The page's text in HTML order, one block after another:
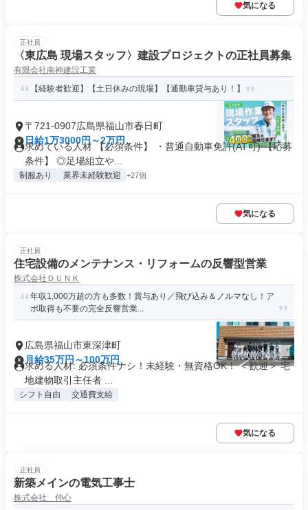
気になる
正社員
〈東広島 現場スタッフ〉建設プロジェクトの正社員募集
有限会社南神建設工業
【経験者歓迎】【土日休みの現場】【通勤車貸与あり！】
〒721-0907広島県福山市春日町
日給1万3000円～2万円
求めている人材 【必須条件】 ・普通自動車免許(AT可) 【応募
条件】 ◎足場組立や...
制服あり 業界未経験歓迎 +27個
気になる
正社員
住宅設備のメンテナンス・リフォームの反響型営業
株式会社ＤＵＮＫ
年収1,000万超の方も多数！賞与あり／飛び込み＆ノルマなし！ア
ポ取得も不要の完全反響営業...
広島県福山市東深津町
月給35万円～100万円
求める人材: 必須条件ナシ！未経験・無資格OK！ ＜歓迎＞ 宅
地建物取引主任者 ...
シフト自由 交通費支給
気になる
正社員
新築メインの電気工事士
株式会社 仲心